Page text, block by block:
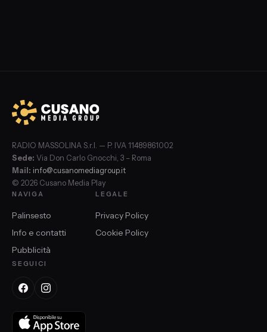
RADIO MASSOLINA S.r.l. — P. IVA 11489861002
Sede: Via Don Carlo Gnocchi, 3 – Roma
Mail: info@cusanomediagroup.it
© 2026 Cusano Media Play
NAVIGA
Palinsesto
Info e contatti
Pubblicità
LEGALE
Privacy Policy
Cookie Policy
SEGUICI